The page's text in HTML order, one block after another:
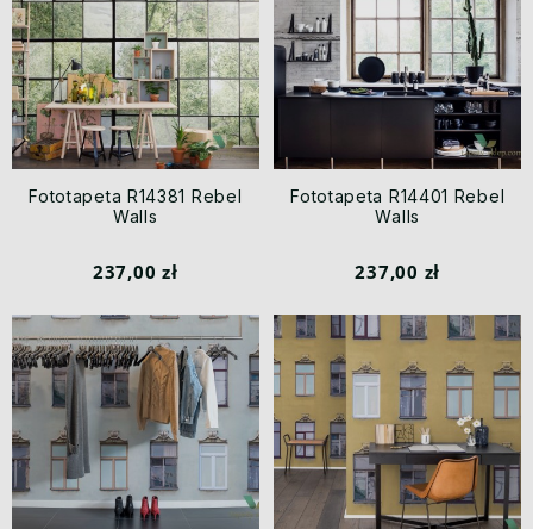
Fototapeta R14381 Rebel
Walls
237,00 zł
Fototapeta R14401 Rebel
Walls
237,00 zł